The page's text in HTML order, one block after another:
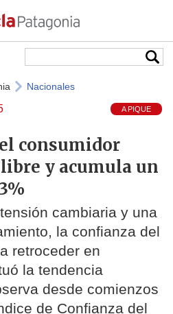
Nacionales
A PIQUE
consumidor
y acumula un
cambiaria y una
la confianza del
retroceder en
la tendencia
desde comienzos
de Confianza del